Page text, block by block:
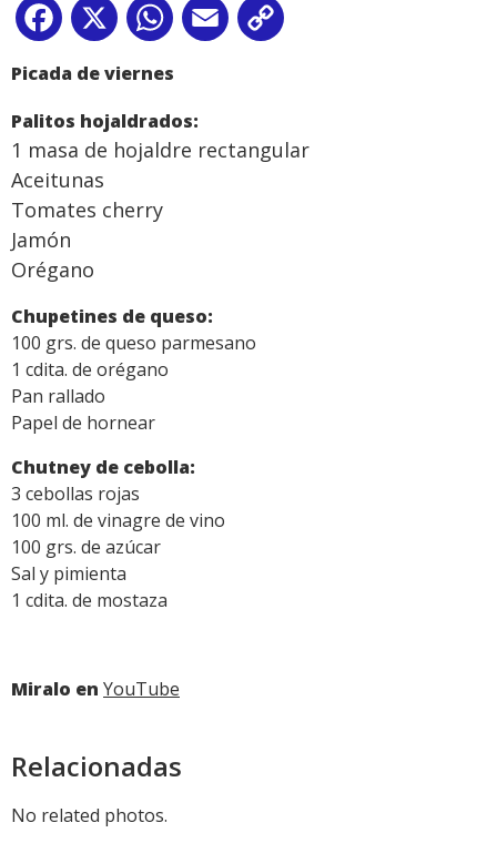
Facebook
X WhatsApp
Email
Picada de viernes
Palitos hojaldrados:
1 masa de hojaldre rectangular
Aceitunas
Tomates cherry
Jamón
Orégano
Chupetines de queso:
100 grs. de queso parmesano
1 cdita. de orégano
Pan rallado
Papel de hornear
Chutney de cebolla:
3 cebollas rojas
100 ml. de vinagre de vino
100 grs. de azúcar
Sal y pimienta
1 cdita. de mostaza
Miralo en YouTube
Relacionadas
No related photos.